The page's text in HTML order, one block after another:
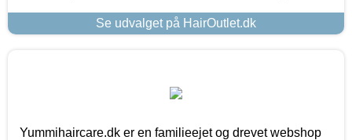
Se udvalget på HairOutlet.dk
Yummihaircare.dk er en familieejet og drevet webshop